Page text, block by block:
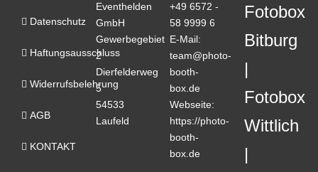
Datenschutz
Haftungsausschluss
Widerrufsbelehrung
AGB
KONTAKT
Eventhelden
GmbH
Gewerbegebiet
2
Dierfelderweg
5
54533
Laufeld
+49 6572 -
58 9999 6
E-Mail:
team@photo-
booth-
box.de
Webseite:
https://photo-
booth-
box.de
Fotobox
Bitburg
Fotobox
Wittlich